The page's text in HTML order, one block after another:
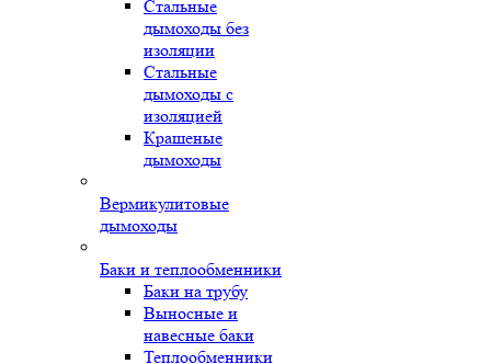
Стальные
дымоходы без
изоляции
Стальные
дымоходы с
изоляцией
Крашеные
дымоходы
Вермикулитовые
дымоходы
Баки и теплообменники
Баки на трубу
Выносные и
навесные баки
Теплообменники